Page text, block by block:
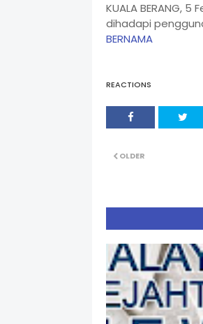
KUALA BERANG,
dihadapi
BERNAMA
REACTIONS
OLDER